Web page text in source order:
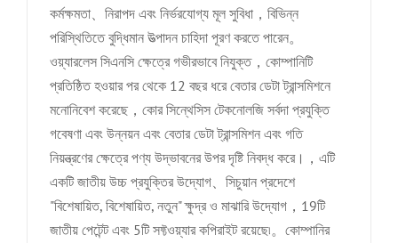
কর্মক্ষমতা、নিরাপদ এবং নির্ভরযোগ্য মূল সুবিধা，বিভিন্ন
পরিস্থিতিতে বুদ্ধিমান উত্পাদন চাহিদা পূরণ করতে পারেন。
ওয়্যারলেস সিএনসি ক্ষেত্রে গভীরভাবে নিযুক্ত，কোম্পানিটি
প্রতিষ্ঠিত হওয়ার পর থেকে 12 বছর ধরে বেতার ডেটা ট্রান্সমিশনে
মনোনিবেশ করেছে，কোর সিন্থেসিস টেকনোলজি সর্বদা প্রযুক্তি
গবেষণা এবং উন্নয়ন এবং বেতার ডেটা ট্রান্সমিশন এবং গতি
নিয়ন্ত্রণের ক্ষেত্রে পণ্য উদ্ভাবনের উপর দৃষ্টি নিবদ্ধ করে।，এটি
একটি জাতীয় উচ্চ প্রযুক্তির উদ্যোগ、সিচুয়ান প্রদেশে
"বিশেষায়িত, বিশেষায়িত, নতুন" ক্ষুদ্র ও মাঝারি উদ্যোগ，19টি
জাতীয় পেটেন্ট এবং 5টি সফ্টওয়্যার কপিরাইট রয়েছে৷。কোম্পানির